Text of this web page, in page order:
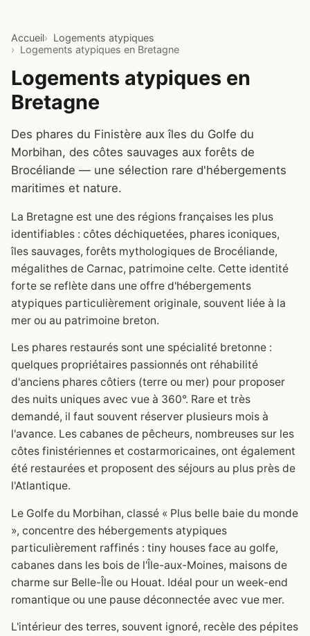
Accueil
Logements atypiques
Logements atypiques en Bretagne
Logements atypiques en
Bretagne
Des phares du Finistère aux îles du Golfe du
Morbihan, des côtes sauvages aux forêts de
Brocéliande — une sélection rare d'hébergements
maritimes et nature.
La Bretagne est une des régions françaises les plus
identifiables : côtes déchiquetées, phares iconiques,
îles sauvages, forêts mythologiques de Brocéliande,
mégalithes de Carnac, patrimoine celte. Cette identité
forte se reflète dans une offre d'hébergements
atypiques particulièrement originale, souvent liée à la
mer ou au patrimoine breton.
Les phares restaurés sont une spécialité bretonne :
quelques propriétaires passionnés ont réhabilité
d'anciens phares côtiers (terre ou mer) pour proposer
des nuits uniques avec vue à 360°. Rare et très
demandé, il faut souvent réserver plusieurs mois à
l'avance. Les cabanes de pêcheurs, nombreuses sur les
côtes finistériennes et costarmoricaines, ont également
été restaurées et proposent des séjours au plus près de
l'Atlantique.
Le Golfe du Morbihan, classé « Plus belle baie du monde
», concentre des hébergements atypiques
particulièrement raffinés : tiny houses face au golfe,
cabanes dans les bois de l'Île-aux-Moines, maisons de
charme sur Belle-Île ou Houat. Idéal pour un week-end
romantique ou une pause déconnectée avec vue mer.
L'intérieur des terres, souvent ignoré, recèle des pépites